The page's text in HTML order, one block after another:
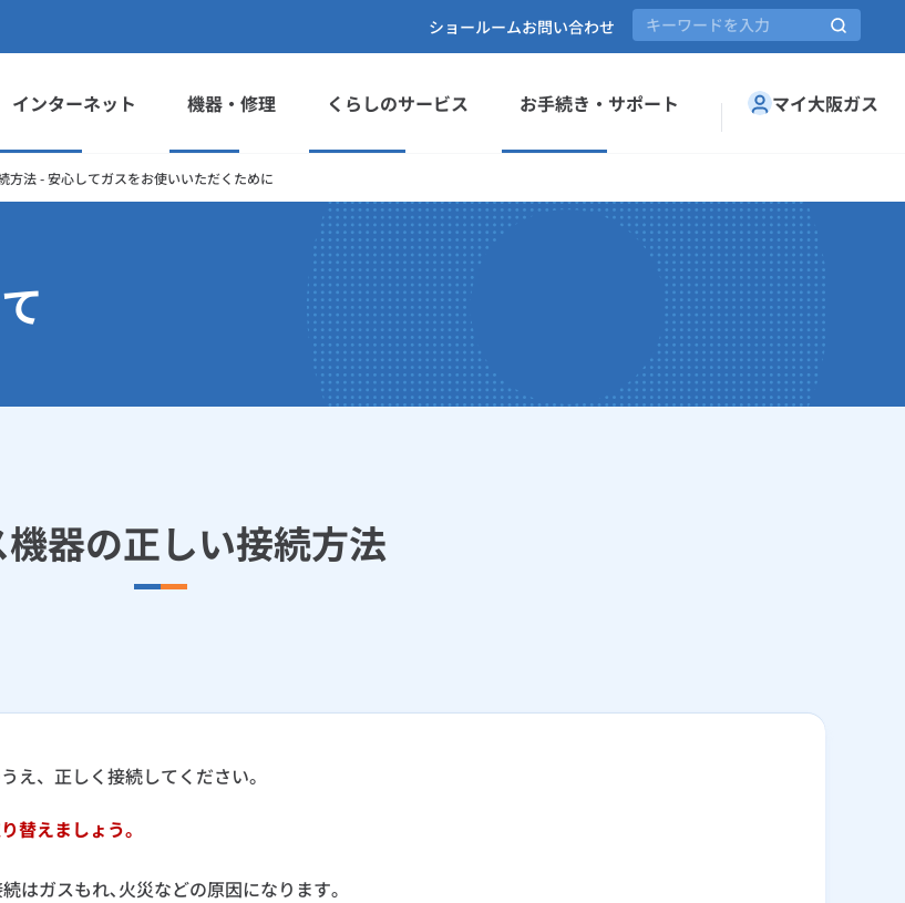
インターネット 機器・修理 くらしのサービス お手続き・サポート マイ大阪ガス
ショールームお問い合わせ
方法 - 安心してガスをお使いいただくために
機器の正しい接続方法
え、正しく接続してください。
替えましょう。
はガスもれ､火災などの原因になります｡